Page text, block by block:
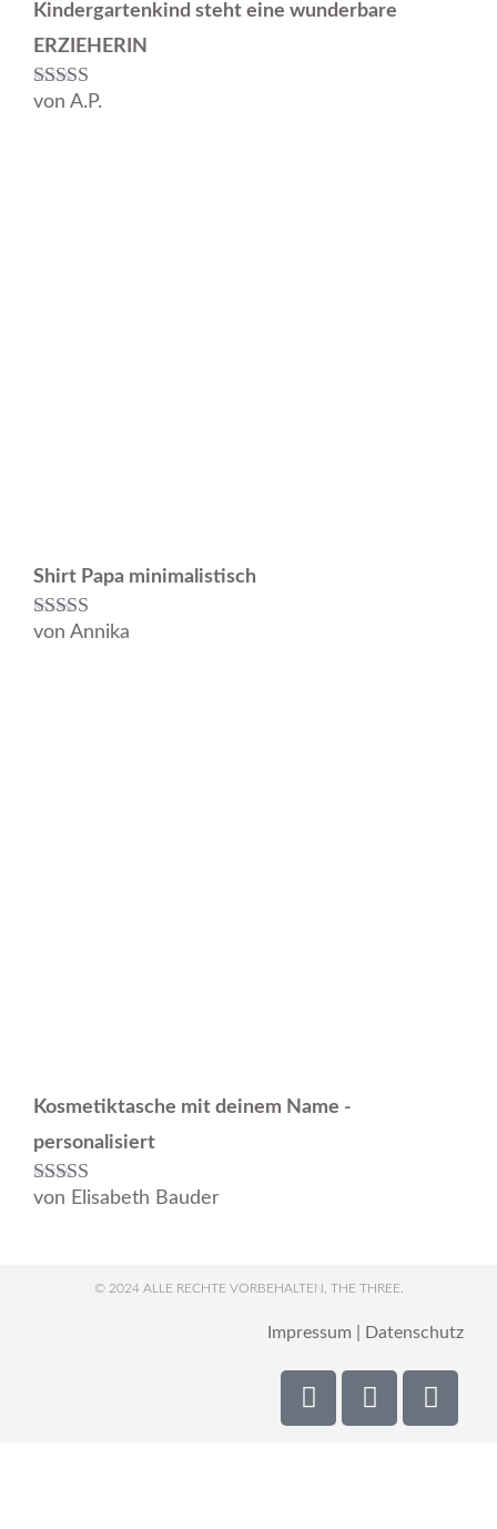
Kindergartenkind steht eine wunderbare
ERZIEHERIN
Bewertet mit
von A.P.
Shirt Papa minimalistisch
Bewertet mit
von Annika
Kosmetiktasche mit deinem Name -
personalisiert
Bewertet mit
von Elisabeth Bauder
© 2024 ALLE RECHTE VORBEHALTEN, THE THREE.
Impressum Datenschutz